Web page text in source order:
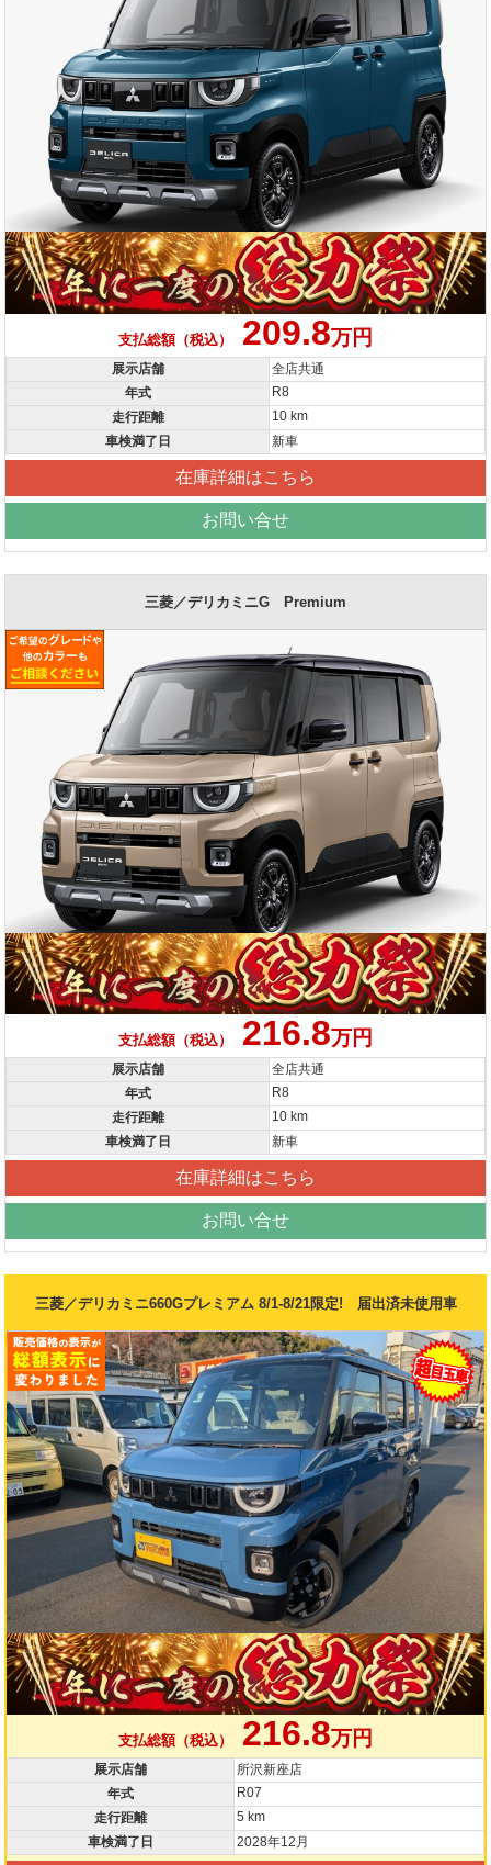
支払総額（税込） 209.8万円
展示店舗
全店共通
年式
R8
走行距離
10 km
車検満了日
新車
在庫詳細はこちら
お問い合せ
三菱／デリカミニG Premium
支払総額（税込） 216.8万円
展示店舗
全店共通
年式
R8
走行距離
10 km
車検満了日
新車
在庫詳細はこちら
お問い合せ
三菱／デリカミニ660Gプレミアム 8/1-8/21限定! 届出済未使用車
支払総額（税込） 216.8万円
展示店舗
所沢新座店
年式
R07
走行距離
5 km
車検満了日
2028年12月